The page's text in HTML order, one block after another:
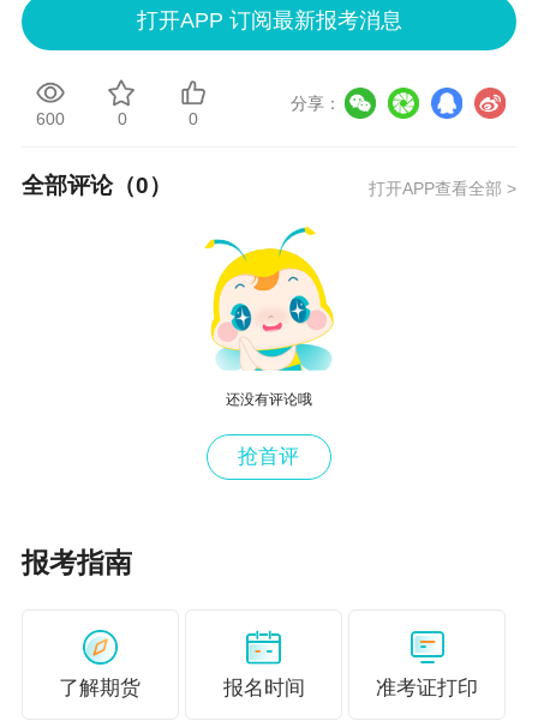
一章，尤其是每章节的要点一定要熟记于心。
阶段实用备考方法之一，把可能考到的、老师划
我们现在的学习目标就是60分。
大家学习的过程中，经常会遇到很多自己不
大家可以报一个网课跟着学。想必学习效率会很
高！期货法律法规超值精品班
打开APP 订阅最新报考消息
600 0 0
分享：
全部评论（0） 打开APP查看全部 >
还没有评论哦
抢首评
报考指南
了解期货 报名时间 准考证打印